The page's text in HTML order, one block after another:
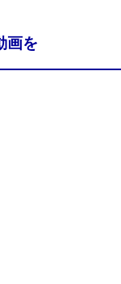
画を